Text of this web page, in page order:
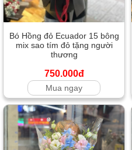
Bó Hồng đỏ Ecuador 15 bông
mix sao tím đỏ tặng người
thương
750.000đ
Mua ngay